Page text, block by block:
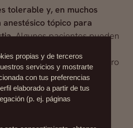
tolerable y, en muchos
anestésico tópico para
. Algunos pacientes pueden
de picazón o
de la inyección, pero
desaparece en breve.
preparación
propias y de terceros
servicios y mostrarte
con tus preferencias
elaborado a partir de tus
(p. ej. páginas